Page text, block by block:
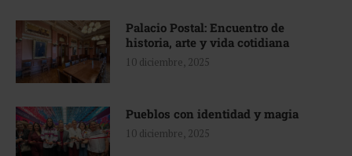
Palacio Postal: Encuentro de
historia, arte y vida cotidiana
10 diciembre, 2025
Pueblos con identidad y magia
10 diciembre, 2025